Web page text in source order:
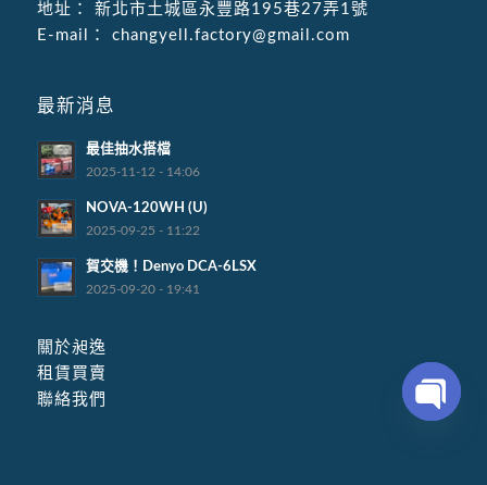
地址：
新北市土城區永豐路195巷27弄1號
E-mail：
changyell.factory@gmail.com
最新消息
最佳抽水搭檔
2025-11-12 - 14:06
NOVA-120WH (U)
2025-09-25 - 11:22
賀交機！Denyo DCA-6LSX
2025-09-20 - 19:41
關於昶逸
租賃買賣
聯絡我們